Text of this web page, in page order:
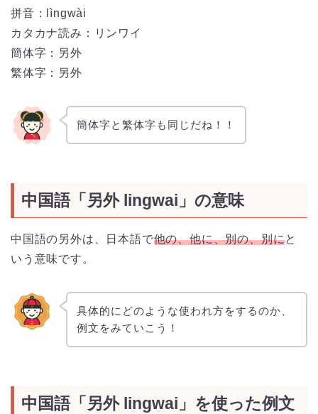
拼音：lìngwài
カタカナ読み：リンワイ
簡体字：另外
繁体字：另外
簡体字と繁体字も同じだね！！
中国語「另外 lingwai」の意味
中国語の另外は、日本語で他の、他に、別の、別にと
いう意味です。
具体的にどのような使われ方をするのか、
例文をみていこう！
中国語「另外 lingwai」を使った例文